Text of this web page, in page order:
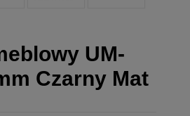
UM-
Czarny Mat